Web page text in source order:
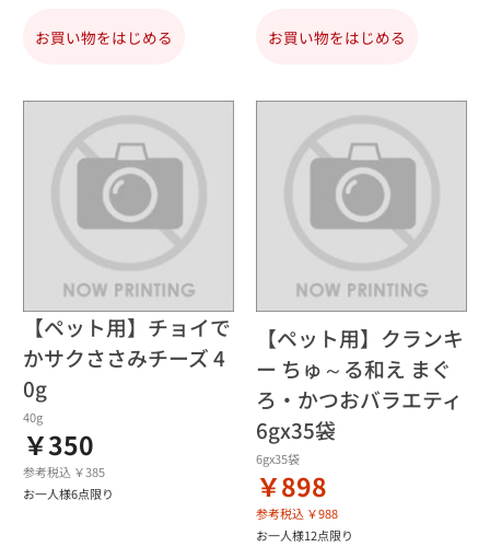
お買い物をはじめる お買い物をはじめる
【ペット用】チョイで
かサクささみチーズ 4
0g
40g
￥350
参考税込 ￥385
お一人様6点限り
【ペット用】クランキ
ー ちゅ～る和え まぐ
ろ・かつおバラエティ
6gx35袋
6gx35袋
￥898
参考税込 ￥988
お一人様12点限り